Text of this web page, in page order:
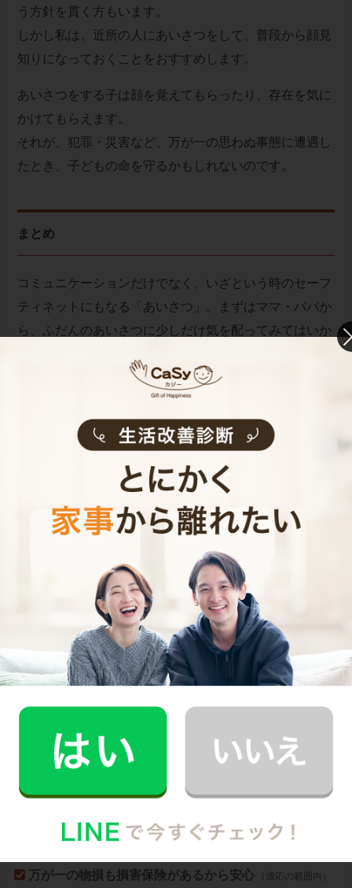
う方針を貫く方もいます。
しかし私は、近所の人にあいさつをして、普段から顔見
知りになっておくことをおすすめします。
あいさつをする子は顔を覚えてもらったり、存在を気に
かけてもらえます。
それが、犯罪・災害など、万が一の思わぬ事態に遭遇し
たとき、子どもの命を守るかもしれないのです。
まとめ
コミュニケーションだけでなく、いざという時のセーフ
ティネットにもなる「あいさつ」。まずはママ・パパか
ら、ふだんのあいさつに少しだけ気を配ってみてはいか
参考「ママが必ず知っておきたい！子どもの前でやって
お財布と心が笑顔になるクラウド家事代行
CaSy（カジー）のご案内
CaSyは、1時間2,790円(税込)からお使いいただけるカン
タン･便利･あんしんなお掃除代行･お料理代行サービスで
スマホだけで24時間365日依頼可能 （電話･事前訪問なし）
万が一の物損も損害保険があるから安心
（適応の範囲内）